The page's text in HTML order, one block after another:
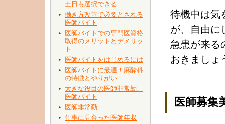
土日も選択できる
働き方改革で必要とされる
医師バイト
医師バイトでの専門医資格
取得のメリットとデメリッ
ト
医師バイトをはじめるには
医師バイトに最適！麻酔科
の特徴とやりがい
大きな役目の医師非常勤、
医師バイト
医師非常勤
仕事に見合った医師年収
待機中は気
が、自由に
急患が来る
おきましょ
医師募集